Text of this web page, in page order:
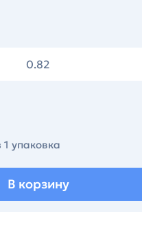
упаковка
В корзину